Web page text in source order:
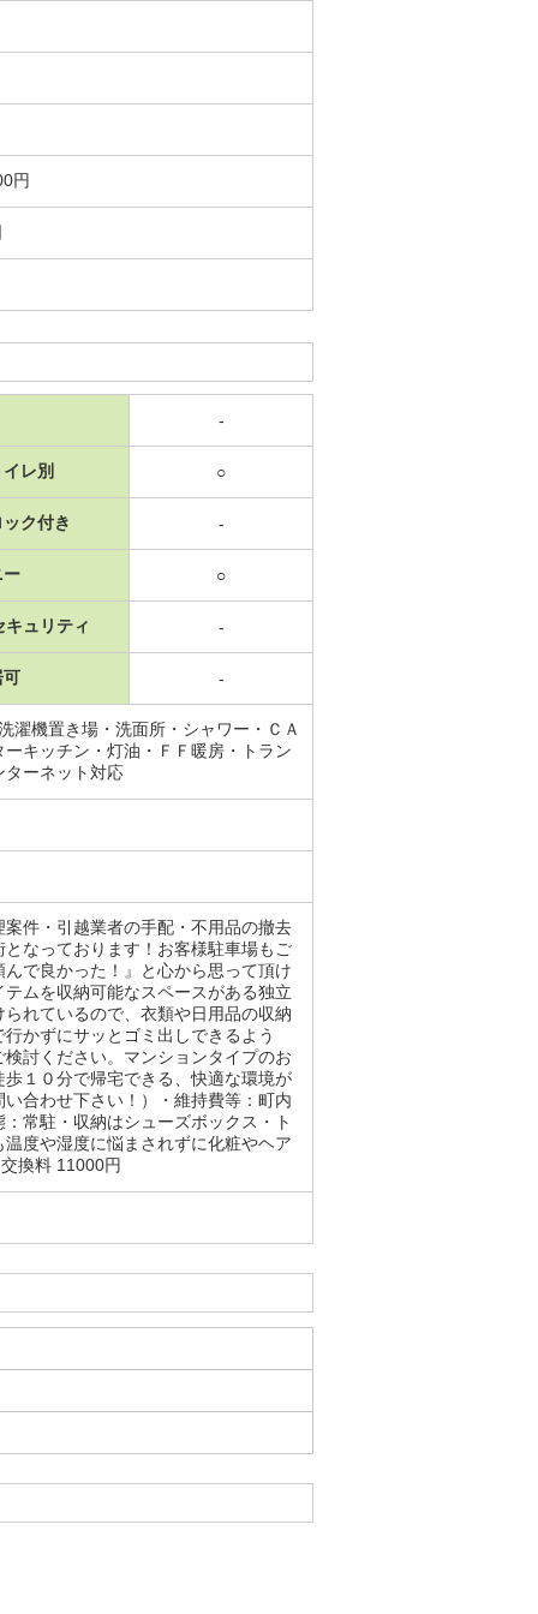
円
-
レ別 ○
ク付き -
ー ○
キュリティ -
可 -
濯機置き場・洗面所・シャワー・ＣＡ
キッチン・灯油・ＦＦ暖房・トラン
ターネット対応
件・引越業者の手配・不用品の撤去
なっております！お客様駐車場もご
で良かった！』と心から思って頂け
ムを収納可能なスペースがある独立
れているので、衣類や日用品の収納
かずにサッとゴミ出しできるよう
討ください。マンションタイプのお
１０分で帰宅できる、快適な環境が
合わせ下さい！）・維持費等：町内
常駐・収納はシューズボックス・ト
度や湿度に悩まされずに化粧やヘア
換料 11000円